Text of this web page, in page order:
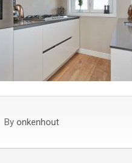
By onkenhout